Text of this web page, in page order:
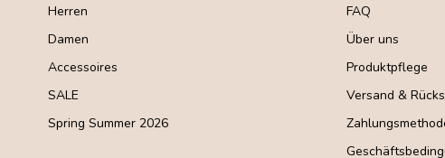
Herren
Damen
Accessoires
SALE
Spring Summer 2026
FAQ
Über uns
Produktpflege
Versand &